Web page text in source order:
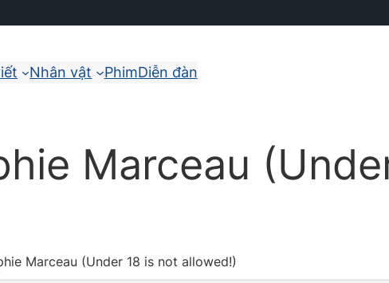
Nhân vật PhimDiễn đàn
Marceau
Marceau (Under 18 is not allowed!)